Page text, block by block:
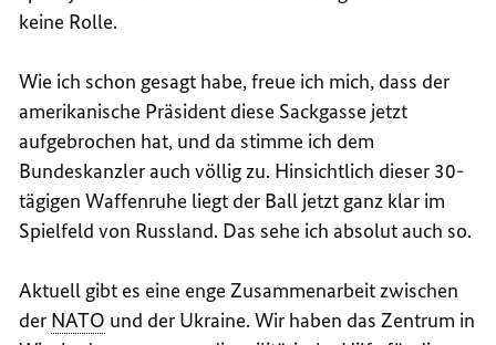
keine Rolle.
Wie ich schon gesagt habe, freue ich mich, dass der
amerikanische Präsident diese Sackgasse jetzt
aufgebrochen hat, und da stimme ich dem
Bundeskanzler auch völlig zu. Hinsichtlich dieser 30-
tägigen Waffenruhe liegt der Ball jetzt ganz klar im
Spielfeld von Russland. Das sehe ich absolut auch so.
Aktuell gibt es eine enge Zusammenarbeit zwischen
der NATO und der Ukraine. Wir haben das Zentrum in